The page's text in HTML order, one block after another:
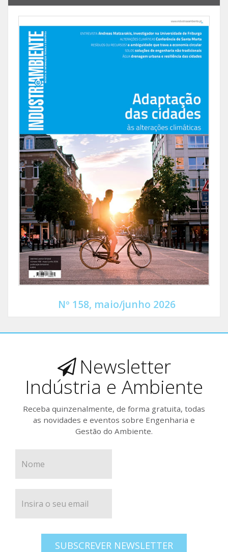
Nº 158, maio/junho 2026
Newsletter
Indústria e Ambiente
Receba quinzenalmente, de forma gratuita, todas
as novidades e eventos sobre Engenharia e
Gestão do Ambiente.
SUBSCREVER NEWSLETTER